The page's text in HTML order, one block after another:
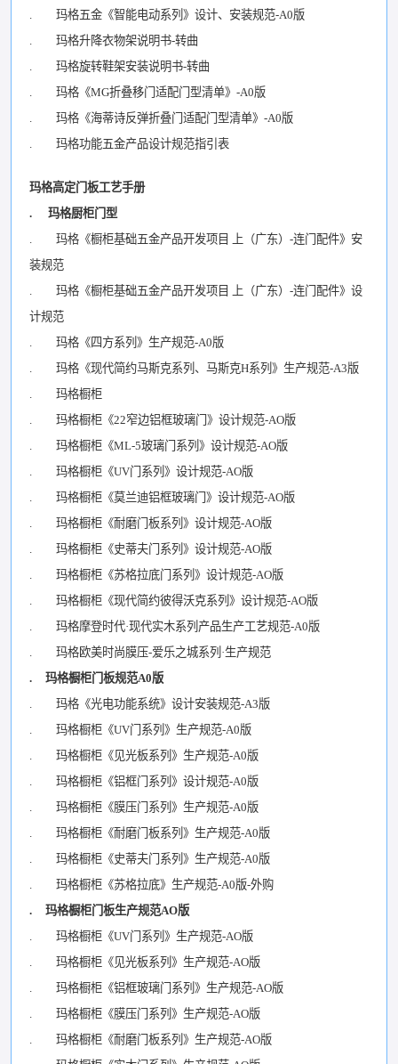
. 玛格五金《智能电动系列》设计、安装规范-A0版
. 玛格升降衣物架说明书-转曲
. 玛格旋转鞋架安装说明书-转曲
. 玛格《MG折叠移门适配门型清单》-A0版
. 玛格《海蒂诗反弹折叠门适配门型清单》-A0版
. 玛格功能五金产品设计规范指引表
玛格高定门板工艺手册
. 玛格厨柜门型
. 玛格《橱柜基础五金产品开发项目 上（广东）-连门配件》安
装规范
. 玛格《橱柜基础五金产品开发项目 上（广东）-连门配件》设
计规范
. 玛格《四方系列》生产规范-A0版
. 玛格《现代简约马斯克系列、马斯克H系列》生产规范-A3版
. 玛格橱柜
. 玛格橱柜《22窄边铝框玻璃门》设计规范-AO版
. 玛格橱柜《ML-5玻璃门系列》设计规范-AO版
. 玛格橱柜《UV门系列》设计规范-AO版
. 玛格橱柜《莫兰迪铝框玻璃门》设计规范-AO版
. 玛格橱柜《耐磨门板系列》设计规范-AO版
. 玛格橱柜《史蒂夫门系列》设计规范-AO版
. 玛格橱柜《苏格拉底门系列》设计规范-AO版
. 玛格橱柜《现代简约彼得沃克系列》设计规范-AO版
. 玛格摩登时代·现代实木系列产品生产工艺规范-A0版
. 玛格欧美时尚膜压-爱乐之城系列·生产规范
. 玛格橱柜门板规范A0版
. 玛格《光电功能系统》设计安装规范-A3版
. 玛格橱柜《UV门系列》生产规范-A0版
. 玛格橱柜《见光板系列》生产规范-A0版
. 玛格橱柜《铝框门系列》设计规范-A0版
. 玛格橱柜《膜压门系列》生产规范-A0版
. 玛格橱柜《耐磨门板系列》生产规范-A0版
. 玛格橱柜《史蒂夫门系列》生产规范-A0版
. 玛格橱柜《苏格拉底》生产规范-A0版-外购
. 玛格橱柜门板生产规范AO版
. 玛格橱柜《UV门系列》生产规范-AO版
. 玛格橱柜《见光板系列》生产规范-AO版
. 玛格橱柜《铝框玻璃门系列》生产规范-AO版
. 玛格橱柜《膜压门系列》生产规范-AO版
. 玛格橱柜《耐磨门板系列》生产规范-AO版